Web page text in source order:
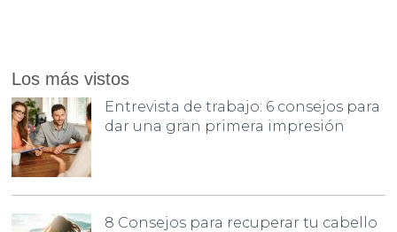
Los más vistos
Entrevista de trabajo: 6 consejos para
dar una gran primera impresión
8 Consejos para recuperar tu cabello